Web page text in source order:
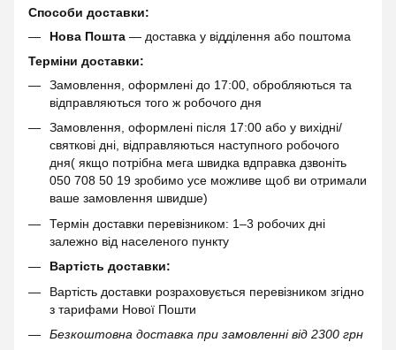
Способи доставки:
Нова Пошта — доставка у відділення або поштома
Терміни доставки:
Замовлення, оформлені до 17:00, обробляються та
відправляються того ж робочого дня
Замовлення, оформлені після 17:00 або у вихідні/
святкові дні, відправляються наступного робочого
дня( якщо потрібна мега швидка вдправка дзвоніть
050 708 50 19 зробимо усе можливе щоб ви отримали
ваше замовлення швидше)
Термін доставки перевізником: 1–3 робочих дні
залежно від населеного пункту
Вартість доставки:
Вартість доставки розраховується перевізником згідно
з тарифами Нової Пошти
Безкоштовна доставка при замовленні від 2300 грн